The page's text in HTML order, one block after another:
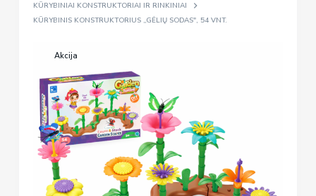
KŪRYBINIAI KONSTRUKTORIAI IR RINKINIAI
KŪRYBINIS KONSTRUKTORIUS „GĖLIŲ SODAS", 54 VNT.
Akcija